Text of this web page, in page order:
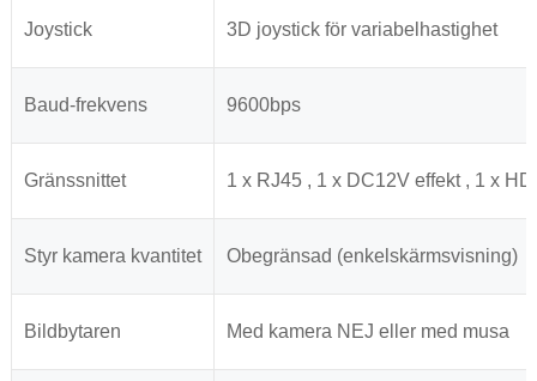
Joystick 3D joystick för variabelhastighet
Baud-frekvens 9600bps
Gränssnittet 1 x RJ45 , 1 x DC12V effekt , 1 x
Styr kamera kvantitet Obegränsad (enkelskärmsvisning)
Bildbytaren Med kamera NEJ eller med musa